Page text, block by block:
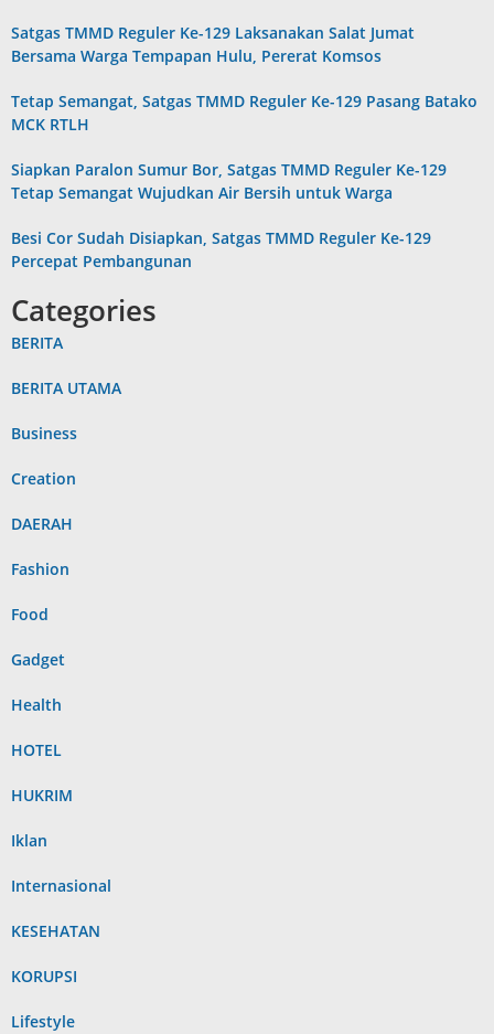
Satgas TMMD Reguler Ke-129 Laksanakan Salat Jumat
Bersama Warga Tempapan Hulu, Pererat Komsos
Tetap Semangat, Satgas TMMD Reguler Ke-129 Pasang Batako
MCK RTLH
Siapkan Paralon Sumur Bor, Satgas TMMD Reguler Ke-129
Tetap Semangat Wujudkan Air Bersih untuk Warga
Besi Cor Sudah Disiapkan, Satgas TMMD Reguler Ke-129
Percepat Pembangunan
Categories
BERITA
BERITA UTAMA
Business
Creation
DAERAH
Fashion
Food
Gadget
Health
HOTEL
HUKRIM
Iklan
Internasional
KESEHATAN
KORUPSI
Lifestyle